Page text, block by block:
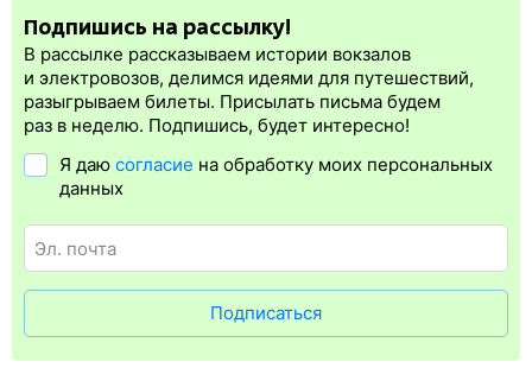
сразу, в момент оплаты. Для посадки на поезд нужна
электронная регистрация.
Электронная регистрацияпроизводитсясразупосле оплаты
билета.Электронная регистрация— это опция, которая
упрощает жизнь пассажиру. Её плюс в том, что не требуется
Электронная регистрация доступна почти для всех заказов,
исключение составляют поезда
в электронном ж/д билете. А в случае отсутствия электронной
Подпишись на рассылку!
В рассылке рассказываем истории вокзалов
и электровозов, делимся идеями для путешествий,
разыгрываем билеты. Присылать письма будем
раз в неделю. Подпишись, будет интересно!
Я даю согласие на обработку моих персональных
данных
Подписаться